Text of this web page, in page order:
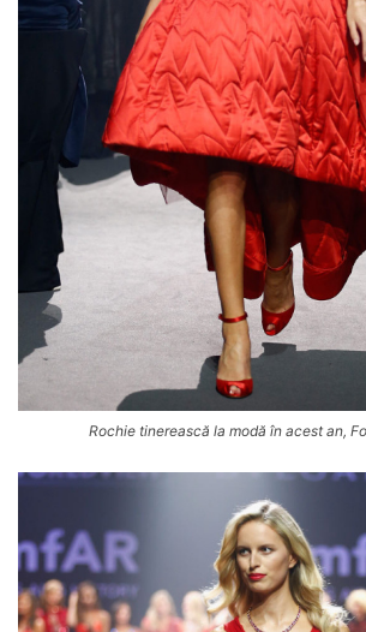
Rochie tinerească la modă în acest an,